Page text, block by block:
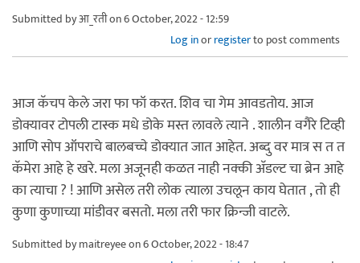
Submitted byआ_रतीon 6 October, 2022 - 12:59
Log inorregisterto post comments
आज कॅचप केले जरा फा फॉ करत. शिव चा गेम आवडतोय. आज
डोक्यावर टोपली टास्क मधे डोके मस्त लावले त्याने . शालीन वगैरे टिव्ही
आणि सोप ऑपराचे बालबच्चे डोक्यात जात आहेत. अब्दु वर मात्र स त त
कॅमेरा आहे हे खरे. मला अजूनही कळत नाही नक्की अ‍ॅडल्ट चा ब्रेन आहे
का त्याचा ? ! आणि असेल तरी लोक त्याला उचलून काय घेतात , तो ही
कुणा कुणाच्या मांडीवर बसतो. मला तरी फार क्रिन्जी वाटले.
Submitted bymaitreyeeon 6 October, 2022 - 18:47